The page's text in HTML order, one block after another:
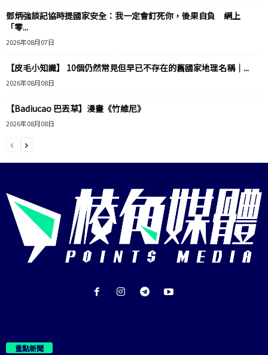
鄧炳強談記協時提國家安全：我一定會釘死你，後果自負 網上
「零...
2026年08月07日
【皮毛小知識】 10個仍然常見但早已不存在的舊國家地理名稱｜...
2026年08月08日
【Badiucao 巴丟草】漫畫《竹維尼》
2026年08月08日
重點新聞